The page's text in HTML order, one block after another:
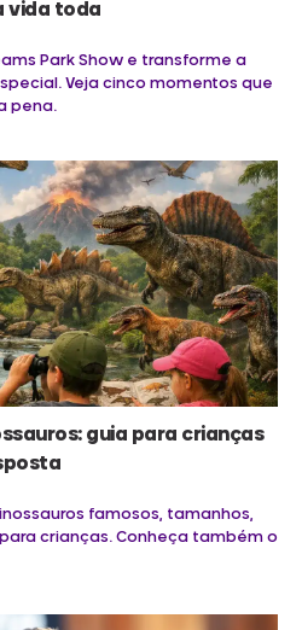
vida toda
Park Show e transforme a
Veja cinco momentos que
pena.
guia para crianças
famosos, tamanhos,
crianças. Conheça também o